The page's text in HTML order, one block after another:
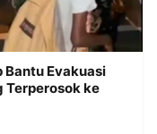
Bantu Evakuasi
Terperosok ke